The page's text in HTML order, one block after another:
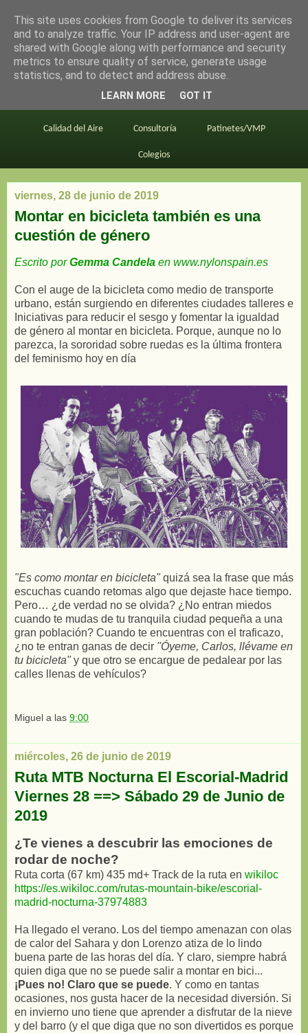
en bici por madrid
Este blog BiciMAD Primeros consejos
Calidad del Aire Consultoría Patinetes/VMP
Colegios
viernes, 28 de junio de 2019
Montar en bicicleta también es una
cuestión de género
Escrito porGemma Candela en www.nylonspain.es
Con el auge de la bicicleta como medio de transporte
urbano, están surgiendo en diferentes ciudades talleres e
Iniciativas para reducir el sesgo y fomentar la igualdad
de género al montar en bicicleta. Porque, aunque no lo
parezca, la sororidad sobre ruedas es la última frontera
del feminismo hoy en día
"Es como montar en bicicleta"quizá sea la frase que más
escuchas cuando retomas algo que dejaste hace tiempo.
Pero… ¿de verdad no se olvida? ¿No entran miedos
cuando te mudas de tu tranquila ciudad pequeña a una
gran población? Cuando te encuentras con el traficazo,
¿no te entran ganas de decir "Óyeme, Carlos, llévame en
tu bicicleta"y que otro se encargue de pedalear por las
calles llenas de vehículos?
Miguel a las 9:00
miércoles, 26 de junio de 2019
Ruta MTB Nocturna El Escorial-Madrid
Viernes 28 ==> Sábado 29 de Junio de
2019
¿Te vienes a descubrir las emociones de
rodar de noche?
Ruta corta (67 km) 435 md+ Track de la ruta en wikiloc
https://es.wikiloc.com/rutas-mountain-bike/escorial-
madrid-nocturna-37974883
Ha llegado el verano. Los del tiempo amenazan con olas
de calor del Sahara y don Lorenzo atiza de lo lindo
buena parte de las horas del día. Y claro, siempre habrá
quien diga que no se puede salir a montar en bici...
¡Pues no! Claro que se puede. Y como en tantas
ocasiones, nos gusta hacer de la necesidad diversión. Si
en invierno uno tiene que aprender a disfrutar de la nieve
y del barro (y el que diga que no son divertidos es porque
This site uses cookies from Google to deliver its services
and to analyze traffic. Your IP address and user-agent are
shared with Google along with performance and security
metrics to ensure quality of service, generate usage
statistics, and to detect and address abuse.
LEARN MORE GOT IT